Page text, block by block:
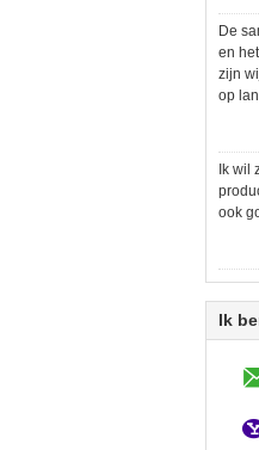
De
en
zijn
op
Ik wil
ook
Ik